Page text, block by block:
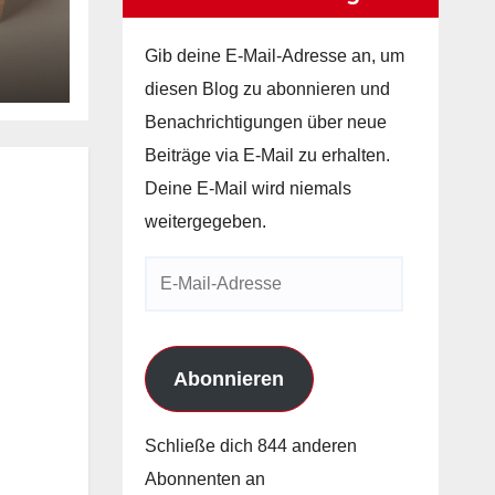
Gib deine E-Mail-Adresse an, um
diesen Blog zu abonnieren und
Benachrichtigungen über neue
Beiträge via E-Mail zu erhalten.
Deine E-Mail wird niemals
weitergegeben.
Abonnieren
Schließe dich 844 anderen
Abonnenten an